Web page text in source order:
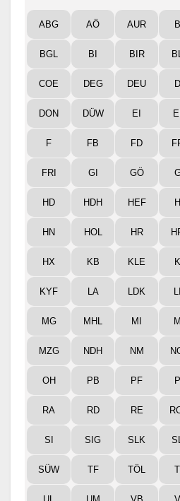
ABG AÖ AUR
BGL BI BIR
COE DEG DEU
DON DÜW EI
F FB FD
FRI GI GÖ
HD HDH HEF
HN HOL HR
HX KB KLE
KYF LA LDK
MG MHL MI
MZG NDH NM
OH PB PF
RA RD RE
SI SIG SLK
SÜW TF TÖL